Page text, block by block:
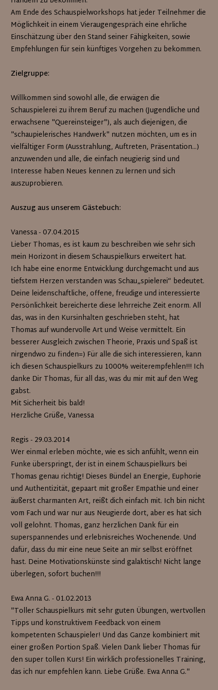
Am Ende des Schauspielworkshops hat jeder Teilnehmer die
Möglichkeit in einem Vieraugengespräch eine ehrliche
Einschätzung über den Stand seiner Fähigkeiten, sowie
Empfehlungen für sein künftiges Vorgehen zu bekommen.
Zielgruppe:
Willkommen sind sowohl alle, die erwägen die
Schauspielerei zu ihrem Beruf zu machen (Jugendliche und
erwachsene "Quereinsteiger"), als auch diejenigen, die
"schaupielerisches Handwerk" nutzen möchten, um es in
vielfältiger Form (Ausstrahlung, Auftreten, Präsentation...)
anzuwenden und alle, die einfach neugierig sind und
Interesse haben Neues kennen zu lernen und sich
auszuprobieren.
Auszug aus unserem Gästebuch:
Vanessa - 07.04.2015
Lieber Thomas, es ist kaum zu beschreiben wie sehr sich
mein Horizont in diesem Schauspielkurs erweitert hat.
Ich habe eine enorme Entwicklung durchgemacht und aus
tiefstem Herzen verstanden was Schau„spielerei“ bedeutet.
Deine leidenschaftliche, offene, freudige und interessierte
Persönlichkeit bereicherte diese lehrreiche Zeit enorm. All
das, was in den Kursinhalten geschrieben steht, hat
Thomas auf wundervolle Art und Weise vermittelt. Ein
besserer Ausgleich zwischen Theorie, Praxis und Spaß ist
nirgendwo zu finden=) Für alle die sich interessieren, kann
ich diesen Schauspielkurs zu 1000% weiterempfehlen!!! Ich
danke Dir Thomas, für all das, was du mir mit auf den Weg
gabst.
Mit Sicherheit bis bald!
Herzliche Grüße, Vanessa
Regis - 29.03.2014
Wer einmal erleben möchte, wie es sich anfühlt, wenn ein
Funke überspringt, der ist in einem Schauspielkurs bei
Thomas genau richtig! Dieses Bündel an Energie, Euphorie
und Authentizität, gepaart mit großer Empathie und einer
äußerst charmanten Art, reißt dich einfach mit. Ich bin nicht
vom Fach und war nur aus Neugierde dort, aber es hat sich
voll gelohnt. Thomas, ganz herzlichen Dank für ein
superspannendes und erlebnisreiches Wochenende. Und
dafür, dass du mir eine neue Seite an mir selbst eröffnet
hast. Deine Motivationskünste sind galaktisch! Nicht lange
überlegen, sofort buchen!!!
Ewa Anna G. - 01.02.2013
"Toller Schauspielkurs mit sehr guten Übungen, wertvollen
Tipps und konstruktivem Feedback von einem
kompetenten Schauspieler! Und das Ganze kombiniert mit
einer großen Portion Spaß. Vielen Dank lieber Thomas für
den super tollen Kurs! Ein wirklich professionelles Training,
das ich nur empfehlen kann. Liebe Grüße. Ewa Anna G."